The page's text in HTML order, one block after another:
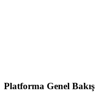
Platforma Genel Bakış